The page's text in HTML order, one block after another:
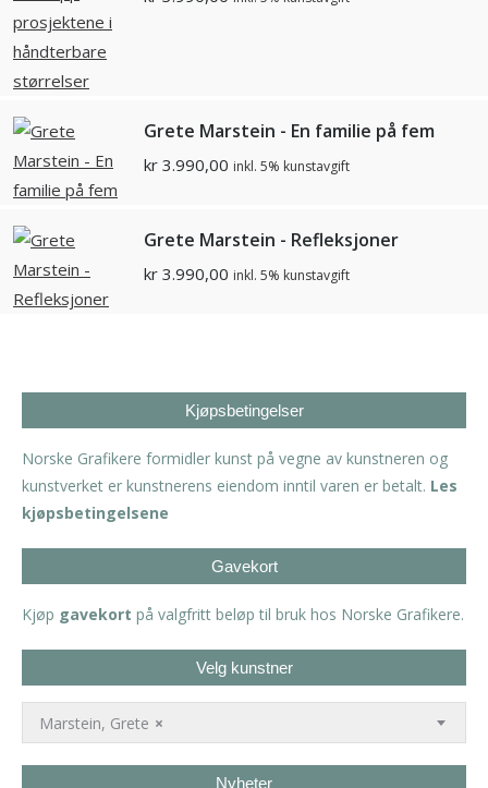
Grete Marstein - En familie på fem
kr 3.990,00 inkl. 5% kunstavgift
Grete Marstein - Refleksjoner
kr 3.990,00 inkl. 5% kunstavgift
Kjøpsbetingelser
Norske Grafikere formidler kunst på vegne av kunstneren og
kunstverket er kunstnerens eiendom inntil varen er betalt. Les
kjøpsbetingelsene
Gavekort
Kjøp gavekort på valgfritt beløp til bruk hos Norske Grafikere.
Velg kunstner
×
Marstein, Grete
Nyheter